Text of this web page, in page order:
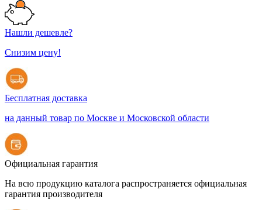
Нашли дешевле?
Снизим цену!
Бесплатная доставка
на данный товар по Москве и Московской области
Официальная гарантия
На всю продукцию каталога распространяется официальная
гарантия производителя